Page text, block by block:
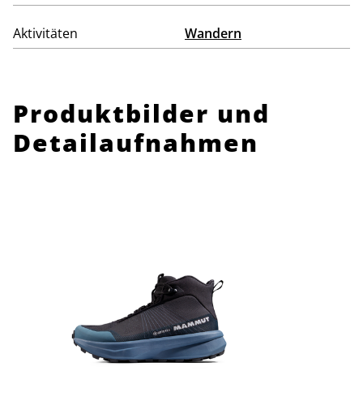
Aktivitäten Wandern
Produktbilder und
Detailaufnahmen